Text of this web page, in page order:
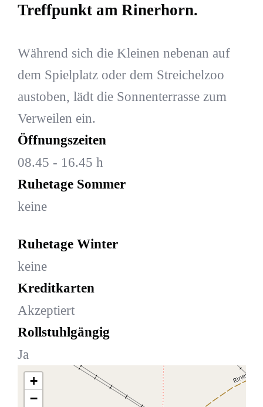
Treffpunkt am Rinerhorn.
Während sich die Kleinen nebenan auf
dem Spielplatz oder dem Streichelzoo
austoben, lädt die Sonnenterrasse zum
Verweilen ein.
Öffnungszeiten
08.45 - 16.45 h
Ruhetage Sommer
keine
Ruhetage Winter
keine
Kreditkarten
Akzeptiert
Rollstuhlgängig
Ja
+
−